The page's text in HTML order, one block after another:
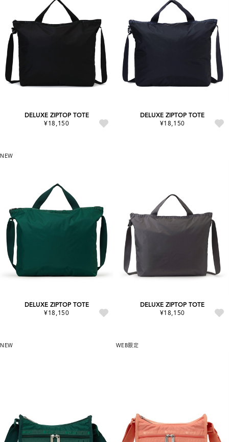
DELUXE ZIPTOP TOTE
¥18,150
DELUXE ZIPTOP TOTE
¥18,150
NEW
DELUXE ZIPTOP TOTE
¥18,150
DELUXE ZIPTOP TOTE
¥18,150
NEW WEB限定